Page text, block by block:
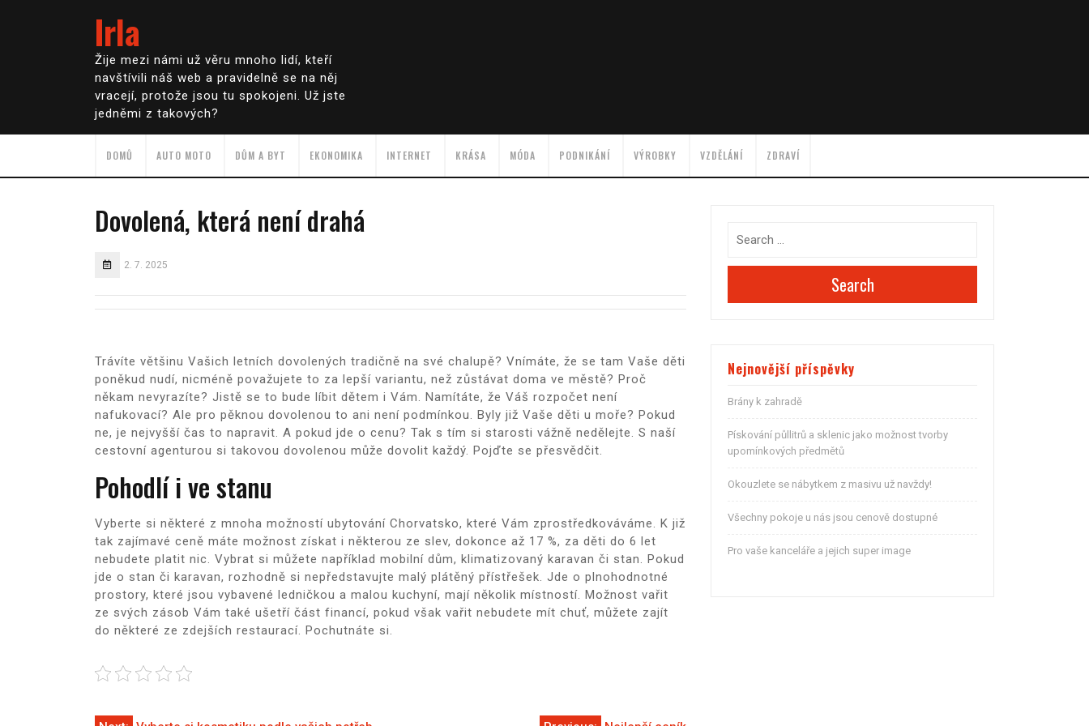
Irla
Žije mezi námi už věru mnoho lidí, kteří
navštívili náš web a pravidelně se na něj
vracejí, protože jsou tu spokojeni. Už jste
jedněmi z takových?
DOMŮ AUTO MOTO DŮM A BYT EKONOMIKA INTERNET KRÁSA MÓDA PODNIKÁNÍ VÝROBKY VZDĚLÁNÍ ZDRAVÍ
Dovolená, která není drahá
2. 7. 2025
Trávíte většinu Vašich letních dovolených tradičně na své chalupě? Vnímáte, že se tam Vaše děti
poněkud nudí, nicméně považujete to za lepší variantu, než zůstávat doma ve městě? Proč
někam nevyrazíte? Jistě se to bude líbit dětem i Vám. Namítáte, že Váš rozpočet není
nafukovací? Ale pro pěknou dovolenou to ani není podmínkou. Byly již Vaše děti u moře? Pokud
ne, je nejvyšší čas to napravit. A pokud jde o cenu? Tak s tím si starosti vážně nedělejte. S naší
cestovní agenturou si takovou dovolenou může dovolit každý. Pojďte se přesvědčit.
Pohodlí i ve stanu
Vyberte si některé z mnoha možností ubytování Chorvatsko, které Vám zprostředkováváme. K již
tak zajímavé ceně máte možnost získat i některou ze slev, dokonce až 17 %, za děti do 6 let
nebudete platit nic. Vybrat si můžete například mobilní dům, klimatizovaný karavan či stan. Pokud
jde o stan či karavan, rozhodně si nepředstavujte malý plátěný přístřešek. Jde o plnohodnotné
prostory, které jsou vybavené ledničkou a malou kuchyní, mají několik místností. Možnost vařit
ze svých zásob Vám také ušetří část financí, pokud však vařit nebudete mít chuť, můžete zajít
do některé ze zdejších restaurací. Pochutnáte si.
Search
Nejnovější příspěvky
Brány k zahradě
Pískování půllitrů a sklenic jako možnost tvorby
upomínkových předmětů
Okouzlete se nábytkem z masivu už navždy!
Všechny pokoje u nás jsou cenově dostupné
Pro vaše kanceláře a jejich super image